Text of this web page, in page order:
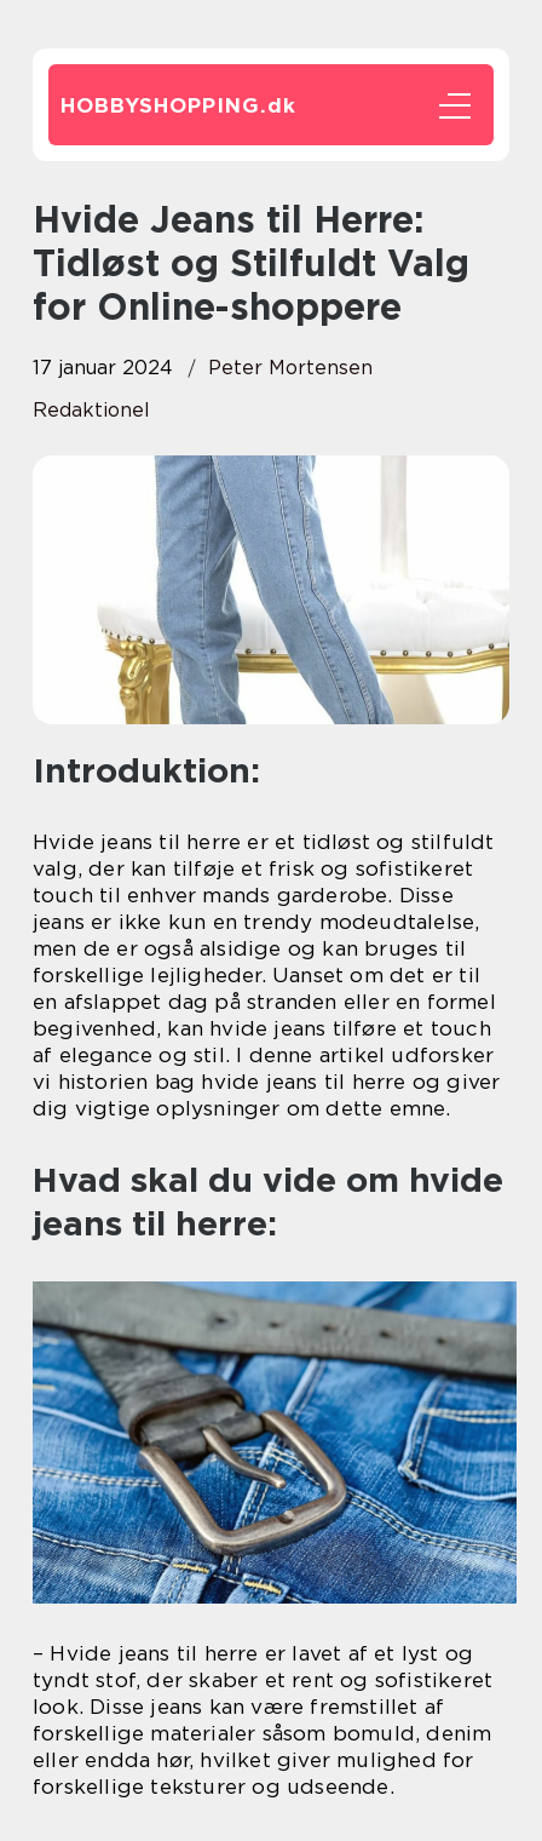
HOBBYSHOPPING.dk
Hvide Jeans til Herre:
Tidløst og Stilfuldt Valg
for Online-shoppere
17 januar 2024
Peter Mortensen
Redaktionel
Introduktion:
Hvide jeans til herre er et tidløst og stilfuldt
valg, der kan tilføje et frisk og sofistikeret
touch til enhver mands garderobe. Disse
jeans er ikke kun en trendy modeudtalelse,
men de er også alsidige og kan bruges til
forskellige lejligheder. Uanset om det er til
en afslappet dag på stranden eller en formel
begivenhed, kan hvide jeans tilføre et touch
af elegance og stil. I denne artikel udforsker
vi historien bag hvide jeans til herre og giver
dig vigtige oplysninger om dette emne.
Hvad skal du vide om hvide
jeans til herre:
– Hvide jeans til herre er lavet af et lyst og
tyndt stof, der skaber et rent og sofistikeret
look. Disse jeans kan være fremstillet af
forskellige materialer såsom bomuld, denim
eller endda hør, hvilket giver mulighed for
forskellige teksturer og udseende.